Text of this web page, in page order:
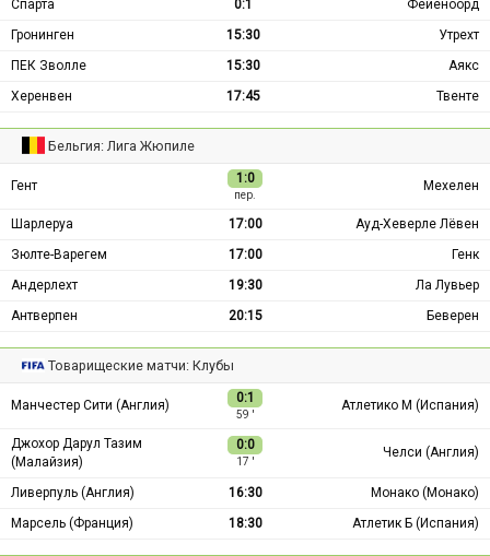
Спарта 0:1
Фейеноорд
Гронинген
15:30
Утрехт
ПЕК Зволле
15:30
Аякс
Херенвен
17:45 Твенте
Бельгия: Лига Жюпиле
Гент 1:0
пер.
Мехелен
Шарлеруа 17:00
Ауд-Хеверле Лёвен
Зюлте-Варегем
17:00
Генк
Андерлехт
19:30
Ла Лувьер
Антверпен
20:15 Беверен
Товарищеские матчи: Клубы
Манчестер Сити (Англия) 0:1
59 ′
Атлетико М (Испания)
Джохор Дарул Тазим
(Малайзия)
0:0
17 ′
Челси (Англия)
Ливерпуль (Англия) 16:30
Монако (Монако)
Марсель (Франция)
18:30 Атлетик Б (Испания)